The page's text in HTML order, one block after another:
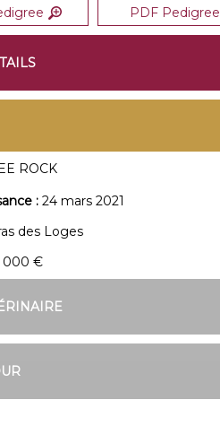
PDF Pedigree
ROCK
: 24 mars 2021
des Loges
000 €